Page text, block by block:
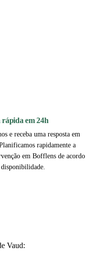
rápida em 24h
e receba uma resposta em
rapidamente a
em Bofflens de acordo
disponibilidade.
Vaud: